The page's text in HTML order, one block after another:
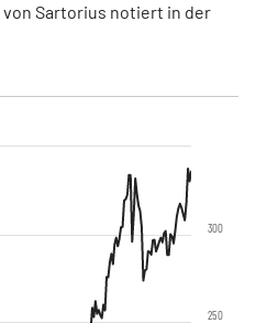
von Sartorius notiert in der
250
300